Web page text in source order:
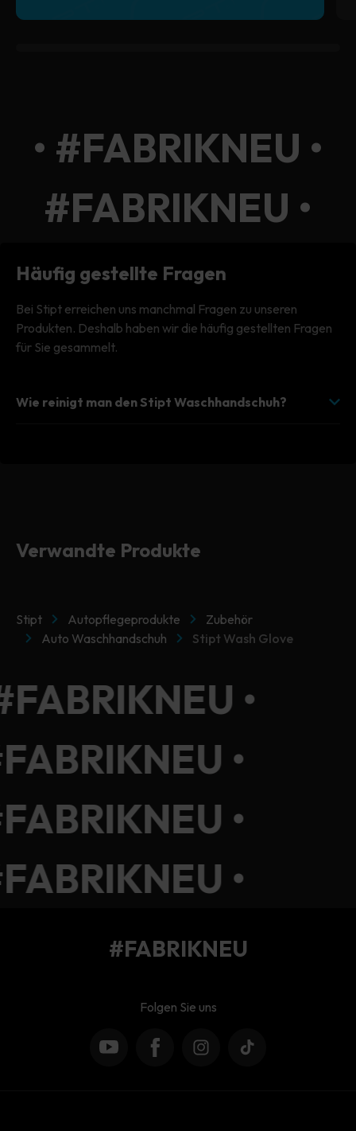
• #FABRIKNEU •
#FABRIKNEU •
#FABRIKNEU •
Häufig gestellte Fragen
Bei Stipt erreichen uns manchmal Fragen zu unseren
Produkten. Deshalb haben wir die häufig gestellten Fragen
für Sie gesammelt.
Wie reinigt man den Stipt Waschhandschuh?
Verwandte Produkte
Stipt Autopflegeprodukte
Zubehör
Auto Waschhandschuh
Stipt Wash Glove
•
•
•
•
#FABRIKNEU
Folgen Sie uns
YouTube FacebookInstagramTikTok